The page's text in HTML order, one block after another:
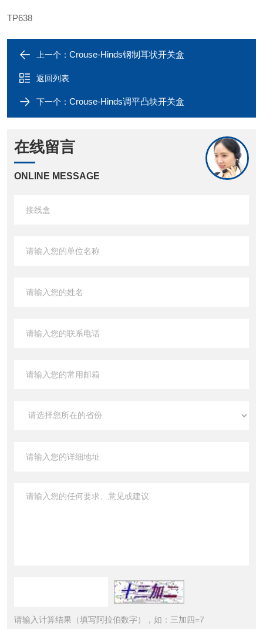
TP638
上一个： Crouse-Hinds钢制耳状开关盒
返回列表
下一个： Crouse-Hinds调平凸块开关盒
在线留言
ONLINE MESSAGE
请输入计算结果（填写阿拉伯数字），如：三加四=7